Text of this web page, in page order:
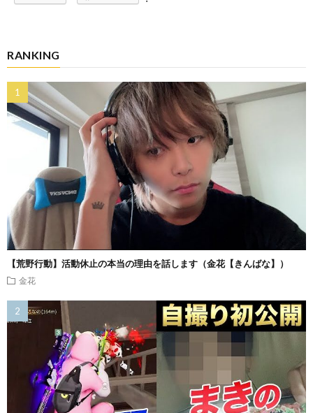
RANKING
【荒野行動】活動休止の本当の理由を話します（金花【きんばな】）
金花